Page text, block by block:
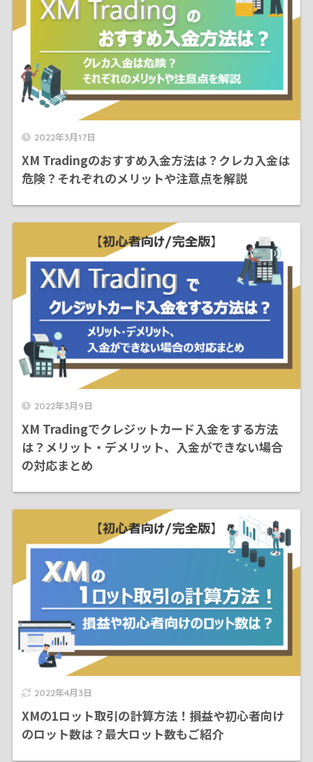
2022年3月17日
XM Tradingのおすすめ入金方法は？クレカ入金は
危険？それぞれのメリットや注意点を解説
2022年3月9日
XM Tradingでクレジットカード入金をする方法
は？メリット・デメリット、入金ができない場合
の対応まとめ
2022年4月3日
XMの1ロット取引の計算方法！損益や初心者向け
のロット数は？最大ロット数もご紹介